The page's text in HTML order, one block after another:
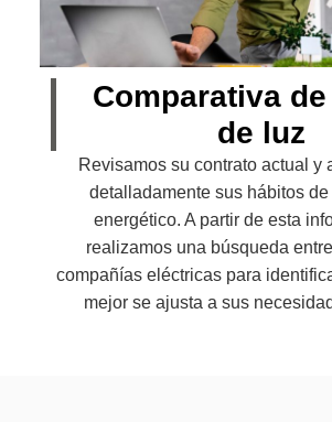
Comparativa
de luz
Revisamos su contrato actual y
detalladamente sus hábitos
energético. A partir de esta
realizamos una búsqueda
compañías eléctricas para
mejor se ajusta a sus